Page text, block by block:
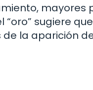
mayores
sugiere
la aparición